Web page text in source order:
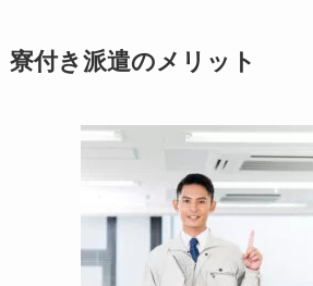
寮付き派遣のメリット